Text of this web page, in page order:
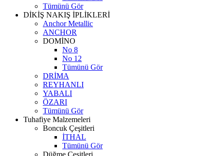
Tümünü Gör
DİKİŞ NAKIŞ İPLİKLERİ
Anchor Metallic
ANCHOR
DOMİNO
No 8
No 12
Tümünü Gör
DRİMA
REYHANLI
YABALI
ÖZARI
Tümünü Gör
Tuhafiye Malzemeleri
Boncuk Çeşitleri
İTHAL
Tümünü Gör
Düğme Çeşitleri